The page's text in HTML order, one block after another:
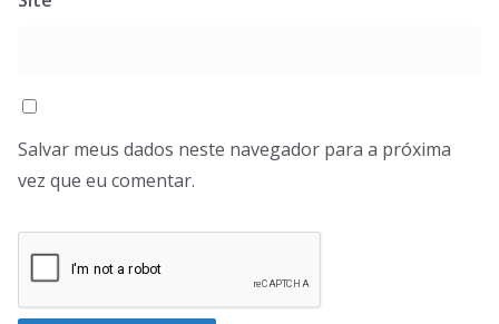
Salvar meus dados neste navegador para a próxima
vez que eu comentar.